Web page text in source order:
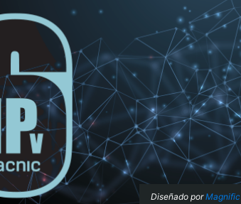
Diseñado porMagnific